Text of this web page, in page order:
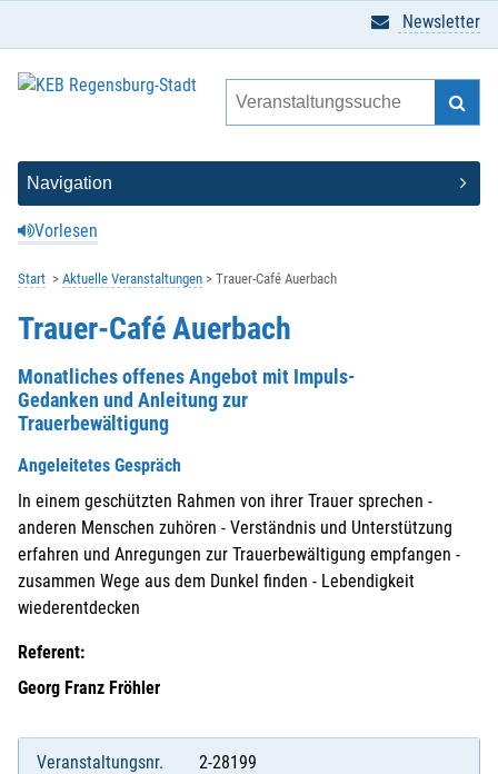
Vorlesen
Newsletter
Start Aktuelle Veranstaltungen Trauer-Café Auerbach
Trauer-Café Auerbach
Monatliches offenes Angebot mit Impuls-
Gedanken und Anleitung zur
Trauerbewältigung
Angeleitetes Gespräch
In einem geschützten Rahmen von ihrer Trauer sprechen -
anderen Menschen zuhören - Verständnis und Unterstützung
erfahren und Anregungen zur Trauerbewältigung empfangen -
zusammen Wege aus dem Dunkel finden - Lebendigkeit
wiederentdecken
Referent:
Georg Franz Fröhler
Veranstaltungsnr. 2-28199